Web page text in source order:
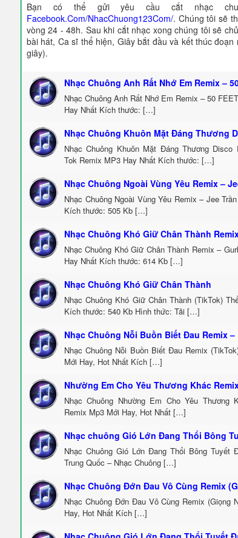
Bạn có thể gửi yêu cầu cắt nhạc
Facebook.Com/NhacChuong123Com/. Chúng tôi sẽ
vòng 24 - 48h. Sau khi cắt nhạc xong chúng tôi sẽ
bài hát, Ca sĩ thể hiện, Giây bắt đầu và kết thúc
giây).
Nhạc Chuông Anh Rất Nhớ Em Remix –
Nhạc Chuông Anh Rất Nhớ Em Remix – 50
Hay Nhất Kích thước: […]
Nhạc Chuông Khuôn Mặt Đáng Thương
Nhạc Chuông Khuôn Mặt Đáng Thương
Tok Remix MP3 Hay Nhất Kích thước: […]
Nhạc Chuông Ngoài Vùng Yêu Remix –
Nhạc Chuông Ngoài Vùng Yêu Remix – Jee
Kích thước: 505 Kb […]
Nhạc Chuông Khó Giữ Chân Thành
Nhạc Chuông Khó Giữ Chân Thành Remix –
Hay Nhất Kích thước: 614 Kb […]
Nhạc Chuông Khó Giữ Chân Thành
Nhạc Chuông Khó Giữ Chân Thành (TikTok)
Kích thước: 540 Kb Hình thức: Tải […]
Nhạc Chuông Nỗi Buồn Biết Đau Remix –
Nhạc Chuông Nỗi Buồn Biết Đau Remix
Mới Hay, Hot Nhất Kích […]
Nhường Em Cho Yêu Thương Khác
Nhạc Chuông Nhường Em Cho Yêu
Remix Mp3 Mới Hay, Hot Nhất […]
Nhạc chuông Gió Lớn Đang Thổi Bông
Nhạc Chuông Gió Lớn Đang Thổi Bông Tuyết
Trung Quốc – Nhạc Chuông […]
Nhạc Chuông Đớn Đau Vô Cùng Remix
Nhạc Chuông Đớn Đau Vô Cùng Remix
Hay, Hot Nhất Kích […]